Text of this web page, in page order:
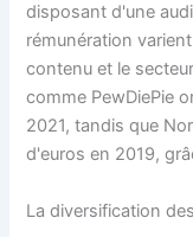
disposant d'une
rémunération
contenu et le
comme PewDiePie
2021, tandis que
d'euros en 2019,
La diversification